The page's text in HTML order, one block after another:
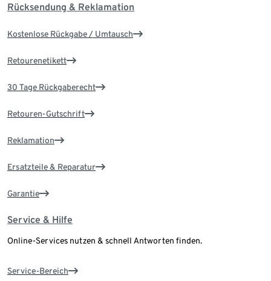
Rücksendung & Reklamation
Kostenlose Rückgabe / Umtausch
Retourenetikett
30 Tage Rückgaberecht
Retouren-Gutschrift
Reklamation
Ersatzteile & Reparatur
Garantie
Service & Hilfe
Online-Services nutzen & schnell Antworten finden.
Service-Bereich